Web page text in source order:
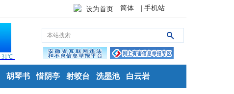
设为首页 简体 | 手机站
胡琴书 惜阴亭 射蛟台 洗墨池 白云岩